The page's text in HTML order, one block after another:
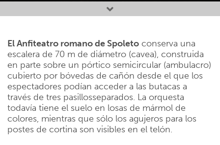
Favourites
El Anfiteatro romano de Spoleto conserva una
escalera de 70 m de diámetro (cavea), construida
en parte sobre un pórtico semicircular (ambulacro)
cubierto por bóvedas de cañón desde el que los
espectadores podían acceder a las butacas a
través de tres pasillosseparados. La orquesta
todavía tiene el suelo en losas de mármol de
colores, mientras que sólo los agujeros para los
postes de cortina son visibles en el telón.